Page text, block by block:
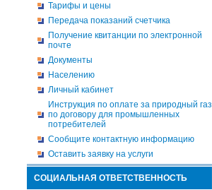
Тарифы и цены
Передача показаний счетчика
Получение квитанции по электронной
почте
Документы
Населению
Личный кабинет
Инструкция по оплате за природный газ
по договору для промышленных
потребителей
Сообщите контактную информацию
Оставить заявку на услуги
СОЦИАЛЬНАЯ ОТВЕТСТВЕННОСТЬ